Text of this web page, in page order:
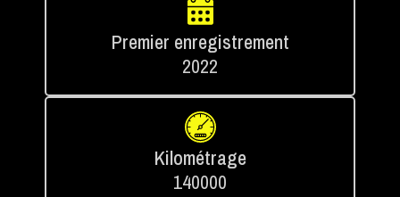
Premier enregistrement
2022
Kilométrage
140000